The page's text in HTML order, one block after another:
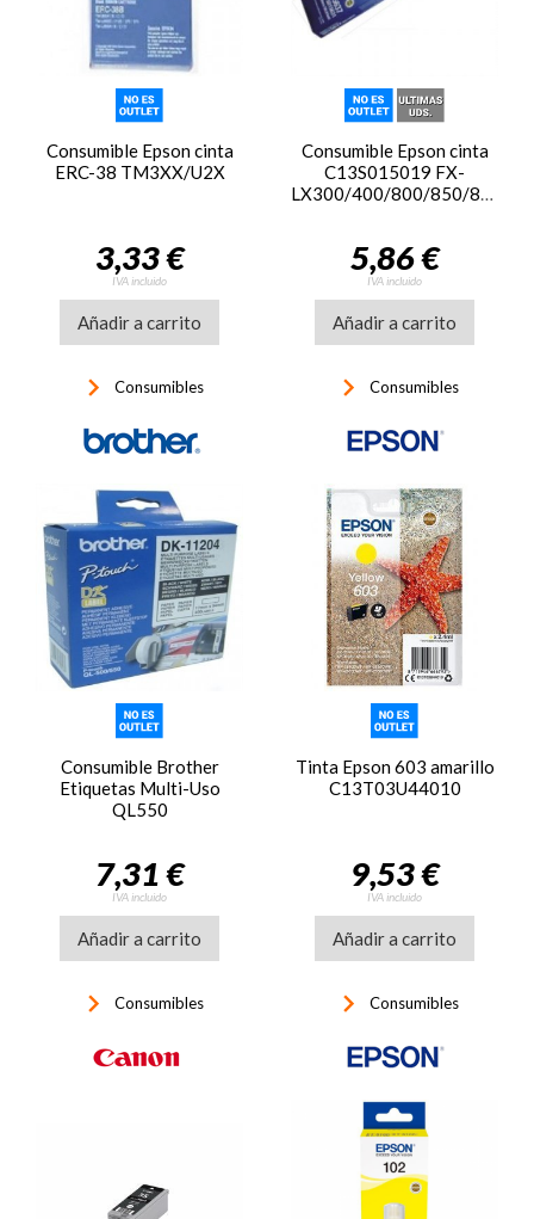
Consumible Epson cinta
ERC-38 TM3XX/U2X
3,33 €
IVA incluido
Añadir a carrito
keyboard_arrow_right Consumibles
Consumible Epson cinta
C13S015019 FX-
LX300/400/800/850/870/80
5,86 €
IVA incluido
Añadir a carrito
keyboard_arrow_right Consumibles
Consumible Brother
Etiquetas Multi-Uso
QL550
7,31 €
IVA incluido
Añadir a carrito
keyboard_arrow_right Consumibles
Tinta Epson 603 amarillo
C13T03U44010
9,53 €
IVA incluido
Añadir a carrito
keyboard_arrow_right Consumibles